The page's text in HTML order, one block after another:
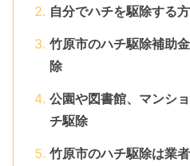
自分でハチを駆除する
竹原市のハチ駆除補助
除
公園や図書館、マンシ
チ駆除
竹原市のハチ駆除は業